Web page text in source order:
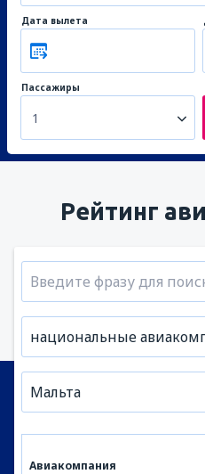
Дата вылета
Пассажиры
1
Рейтинг
национальные
Мальта
Авиакомпания